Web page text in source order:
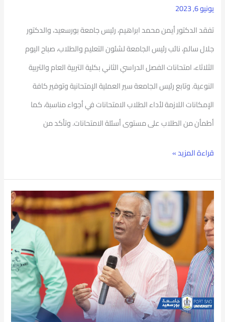
يونيو 6, 2023
تفقد الدكتور أيمن محمد ابراهيم، رئيس جامعة بورسعيد، والدكتور
جلال سالم، نائب رئيس الجامعة لشئون التعليم والطلاب، صباح اليوم
الثلاثاء، امتحانات الفصل الدراسي الثاني بكلية التربية العام والتربية
النوعية. وتابع رئيس الجامعة سير العملية الإمتحانية وتوفير كافة
الإمكانات اللازمة لأداء الطلاب الامتحانات في أجواء مناسبة، كما
أطمأن من الطلاب على مستوى أسئلة الامتحانات. وتأكد من
قراءة المزيد »
رئيس
جامعة
بورسعيد
يكرم
الطلبة
الفائزين
بمسابقة